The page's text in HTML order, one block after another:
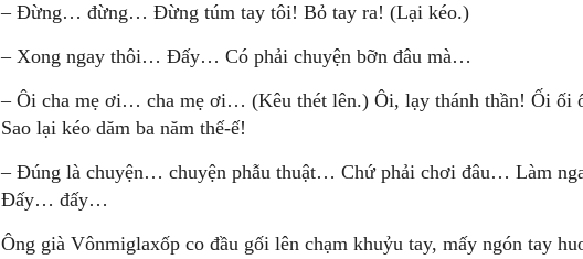
– Đừng… đừng… Đừng túm tay tôi! Bỏ tay ra! (Lại kéo.)
– Xong ngay thôi… Đấy… Có phải chuyện bỡn đâu mà…
– Ôi cha mẹ ơi… cha mẹ ơi… (Kêu thét lên.) Ôi, lạy thánh thần! Ối
Sao lại kéo dăm ba năm thế-ế!
– Đúng là chuyện… chuyện phẫu thuật… Chứ phải chơi đâu… Làm
Đấy… đấy…
Ông già Vônmiglaxốp co đầu gối lên chạm khuỷu tay, mấy ngón tay